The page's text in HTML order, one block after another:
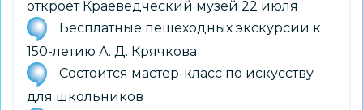
откроет Краеведческий музей 22 июля
Бесплатные пешеходных экскурсии к
150-летию А. Д. Крячкова
Состоится мастер-класс по искусству
для школьников